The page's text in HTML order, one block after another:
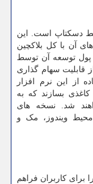
دسکتاپ است. این
آن با کل بلاکچین
توسعه آن توسط
سهام گذاری
از این نرم افزار
بسازند که به
شد. نسخه های
ویندوز، مک و
برای کاربران فراهم